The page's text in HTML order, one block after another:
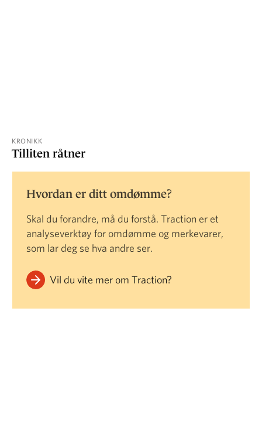
KRONIKK
Tilliten råtner
Hvordan er ditt omdømme?
Skal du forandre, må du forstå. Traction er et
analyseverktøy for omdømme og merkevarer,
som lar deg se hva andre ser.
Vil du vite mer om Traction?